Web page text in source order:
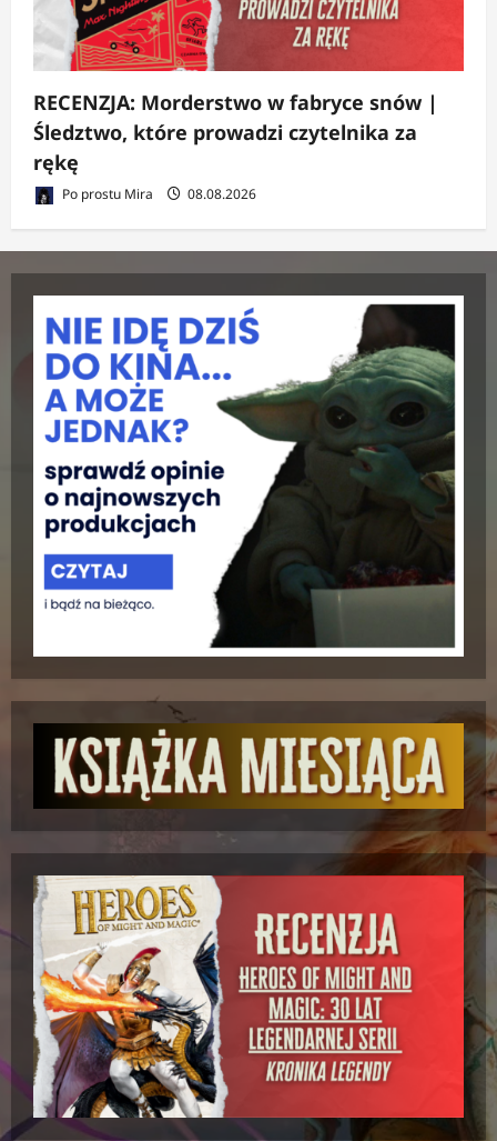
RECENZJA: Morderstwo w fabryce snów |
Śledztwo, które prowadzi czytelnika za
rękę
Po prostu Mira 08.08.2026